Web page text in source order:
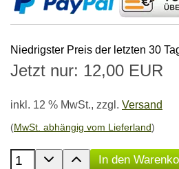
Niedrigster Preis der letzten 30
Jetzt nur: 12,00 EUR
inkl. 12 % MwSt., zzgl. Versand
(MwSt. abhängig vom Lieferland)
Anzahl der Produkte
In den